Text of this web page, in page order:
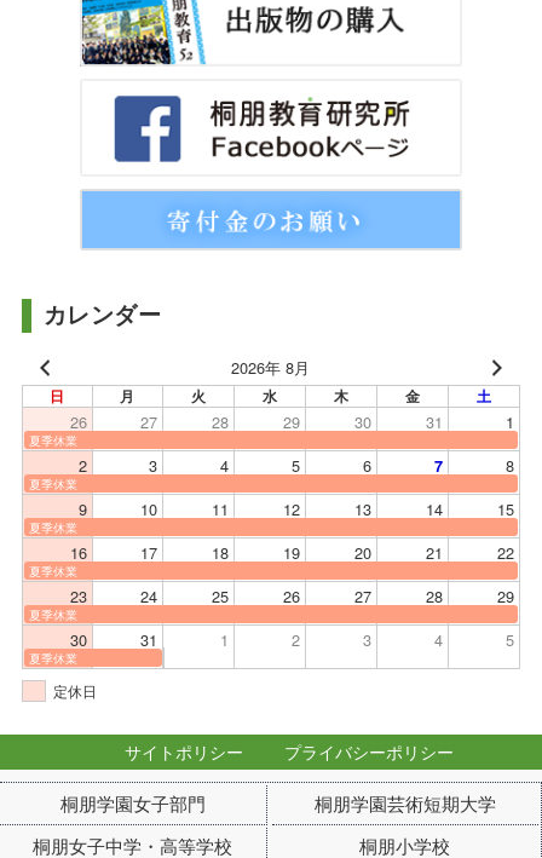
カレンダー
2026年 8月
日 月 火 水 木 金 土
26 27 28 29 30 31 1
夏季休業
2 3 4 5 6 7 8
夏季休業
9 10 11 12 13 14 15
夏季休業
16 17 18 19 20 21 22
夏季休業
23 24 25 26 27 28 29
夏季休業
30 31 1 2 3 4 5
夏季休業
定休日
サイトポリシー プライバシーポリシー
桐朋学園女子部門 桐朋学園芸術短期大学
桐朋女子中学・高等学校 桐朋小学校